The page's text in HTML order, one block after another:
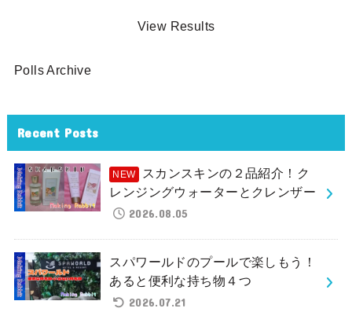
View Results
Polls Archive
Recent Posts
スカンスキンの２品紹介！ク
レンジングウォーターとクレンザー
2026.08.05
スパワールドのプールで楽しもう！
あると便利な持ち物４つ
2026.07.21